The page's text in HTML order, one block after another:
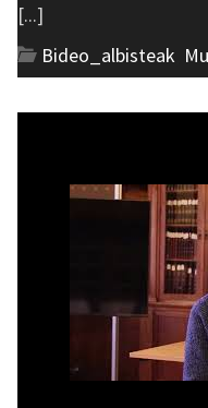
[...]
Bideo_albisteak